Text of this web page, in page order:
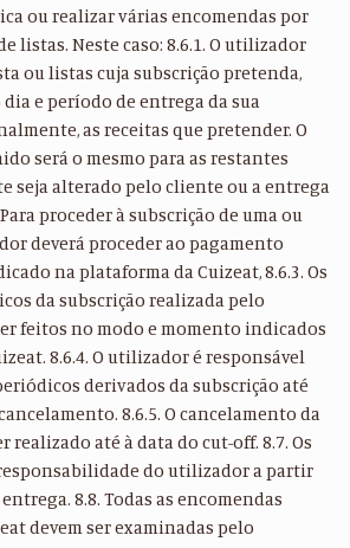
ou realizar várias encomendas por
listas. Neste caso: 8.6.1. O utilizador
ou listas cuja subscrição pretenda,
e período de entrega da sua
as receitas que pretender. O
será o mesmo para as restantes
seja alterado pelo cliente ou a entrega
proceder à subscrição de uma ou
deverá proceder ao pagamento
na plataforma da Cuizeat, 8.6.3. Os
da subscrição realizada pelo
feitos no modo e momento indicados
8.6.4. O utilizador é responsável
derivados da subscrição até
8.6.5. O cancelamento da
realizado até à data do cut-off. 8.7. Os
do utilizador a partir
8.8. Todas as encomendas
devem ser examinadas pelo